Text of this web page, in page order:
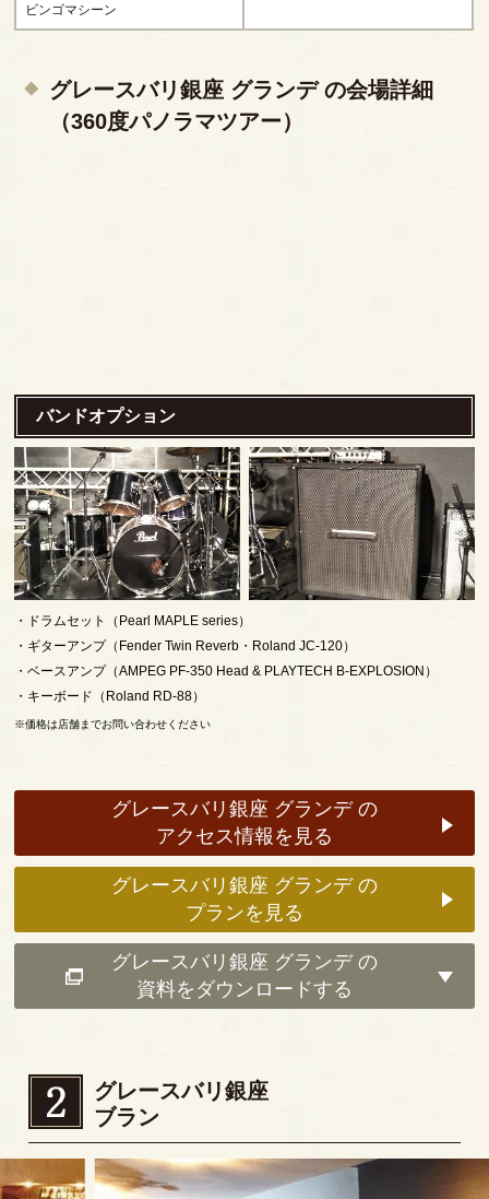
ビンゴマシーン
グレースバリ銀座 グランデ の会場詳細
（360度パノラマツアー）
バンドオプション
ドラムセット（Pearl MAPLE series）
ギターアンプ（Fender Twin Reverb・Roland JC-120）
ベースアンプ（AMPEG PF-350 Head & PLAYTECH B-EXPLOSION）
キーボード（Roland RD-88）
※価格は店舗までお問い合わせください
グレースバリ銀座 グランデ の
アクセス情報を見る
グレースバリ銀座 グランデ の
プランを見る
グレースバリ銀座 グランデ の
資料をダウンロードする
グレースバリ銀座
ブラン